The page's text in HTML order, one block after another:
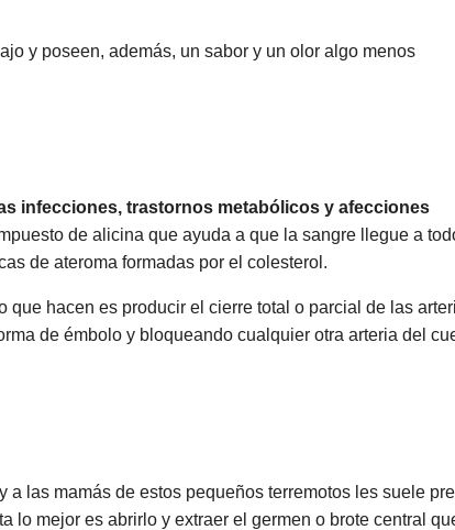
y poseen, además, un sabor y un olor algo menos
infecciones, trastornos metabólicos y afecciones
de alicina que ayuda a que la sangre llegue a
de ateroma formadas por el colesterol.
hacen es producir el cierre total o parcial de las
de émbolo y bloqueando cualquier otra arteria del
las mamás de estos pequeños terremotos les suele
lo mejor es abrirlo y extraer el germen o brote central